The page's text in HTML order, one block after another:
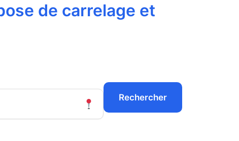
de carrelage et
Rechercher